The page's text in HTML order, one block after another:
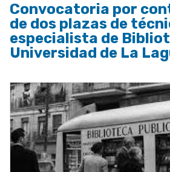
Convocatoria por
de dos plazas de
especialista de
Universidad de La